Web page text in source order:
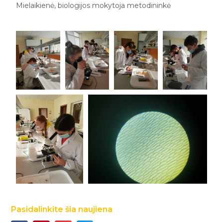
Mielaikienė, biologijos mokytoja metodininkė
Pasidalinkite šia naujiena